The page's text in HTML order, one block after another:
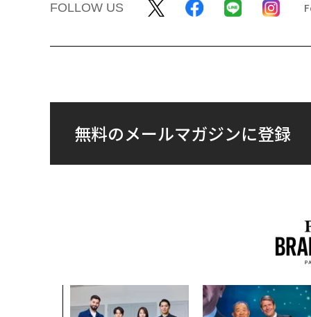
FOLLOW US
無料のメールマガジンに登録